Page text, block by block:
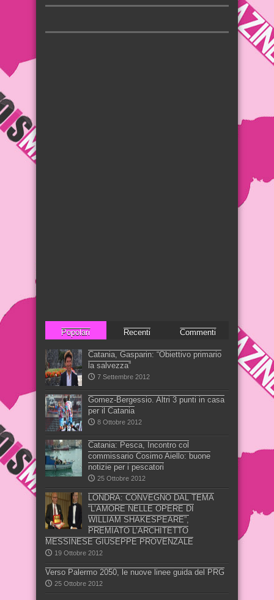
Popolari Recenti Commenti
Catania, Gasparin: “Obiettivo primario
la salvezza”
7 Settembre 2012
Gomez-Bergessio. Altri 3 punti in casa
per il Catania
8 Ottobre 2012
Catania: Pesca, Incontro col
commissario Cosimo Aiello: buone
notizie per i pescatori
25 Ottobre 2012
LONDRA: CONVEGNO DAL TEMA
“L’AMORE NELLE OPERE DI
WILLIAM SHAKESPEARE”,
PREMIATO L’ARCHITETTO
MESSINESE GIUSEPPE PROVENZALE
19 Ottobre 2012
Verso Palermo 2050, le nuove linee guida del PRG
25 Ottobre 2012